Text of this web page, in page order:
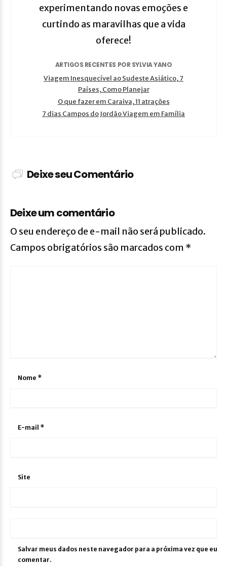
experimentando novas emoções e
curtindo as maravilhas que a vida
oferece!
ARTIGOS RECENTES POR SYLVIA YANO
Viagem Inesquecível ao Sudeste Asiático, 7
Países, Como Planejar
O que fazer em Caraiva, 11 atrações
7 dias Campos do Jordão Viagem em Família
Deixe seu Comentário
Deixe um comentário
O seu endereço de e-mail não será publicado.
Campos obrigatórios são marcados com *
Nome *
E-mail *
Site
Salvar meus dados neste navegador para a próxima vez que eu
comentar.